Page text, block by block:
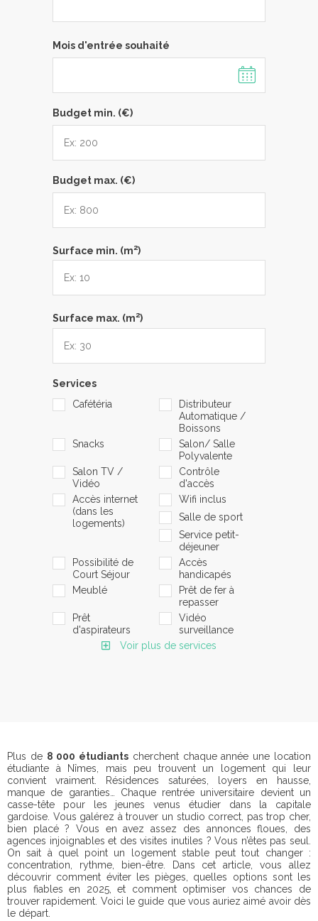
Mois d'entrée souhaité
Budget min. (€)
Budget max. (€)
Surface min. (m2)
Surface max. (m2)
Services
Cafétéria
Distributeur
Automatique /
Boissons
Snacks
Salon/ Salle
Polyvalente
Salon TV /
Vidéo
Contrôle
d'accès
Accès internet
(dans les
logements)
Wifi inclus
Salle de sport
Service petit-
déjeuner
Possibilité de
Court Séjour
Accès
handicapés
Meublé
Prêt de fer à
repasser
Prêt
d'aspirateurs
Vidéo
surveillance
Voir plus de services
Plus de 8 000 étudiants cherchent chaque année une location
étudiante à Nîmes, mais peu trouvent un logement qui leur
convient vraiment. Résidences saturées, loyers en hausse,
manque de garanties… Chaque rentrée universitaire devient un
casse-tête pour les jeunes venus étudier dans la capitale
gardoise. Vous galérez à trouver un studio correct, pas trop cher,
bien placé ? Vous en avez assez des annonces floues, des
agences injoignables et des visites inutiles ? Vous n’êtes pas seul.
On sait à quel point un logement stable peut tout changer :
concentration, rythme, bien-être. Dans cet article, vous allez
découvrir comment éviter les pièges, quelles options sont les
plus fiables en 2025, et comment optimiser vos chances de
trouver rapidement. Voici le guide que vous auriez aimé avoir dès
le départ.